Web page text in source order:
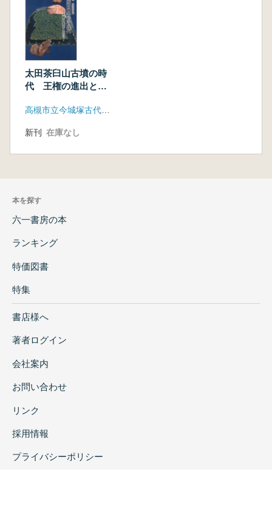
太田茶臼山古墳の時
代 王権の進出と三
新刊 在庫なし
本を探す
六一書房の本
ランキング
特価図書
特集
書店様へ
著者ログイン
会社案内
お問い合わせ
リンク
採用情報
プライバシーポリシー